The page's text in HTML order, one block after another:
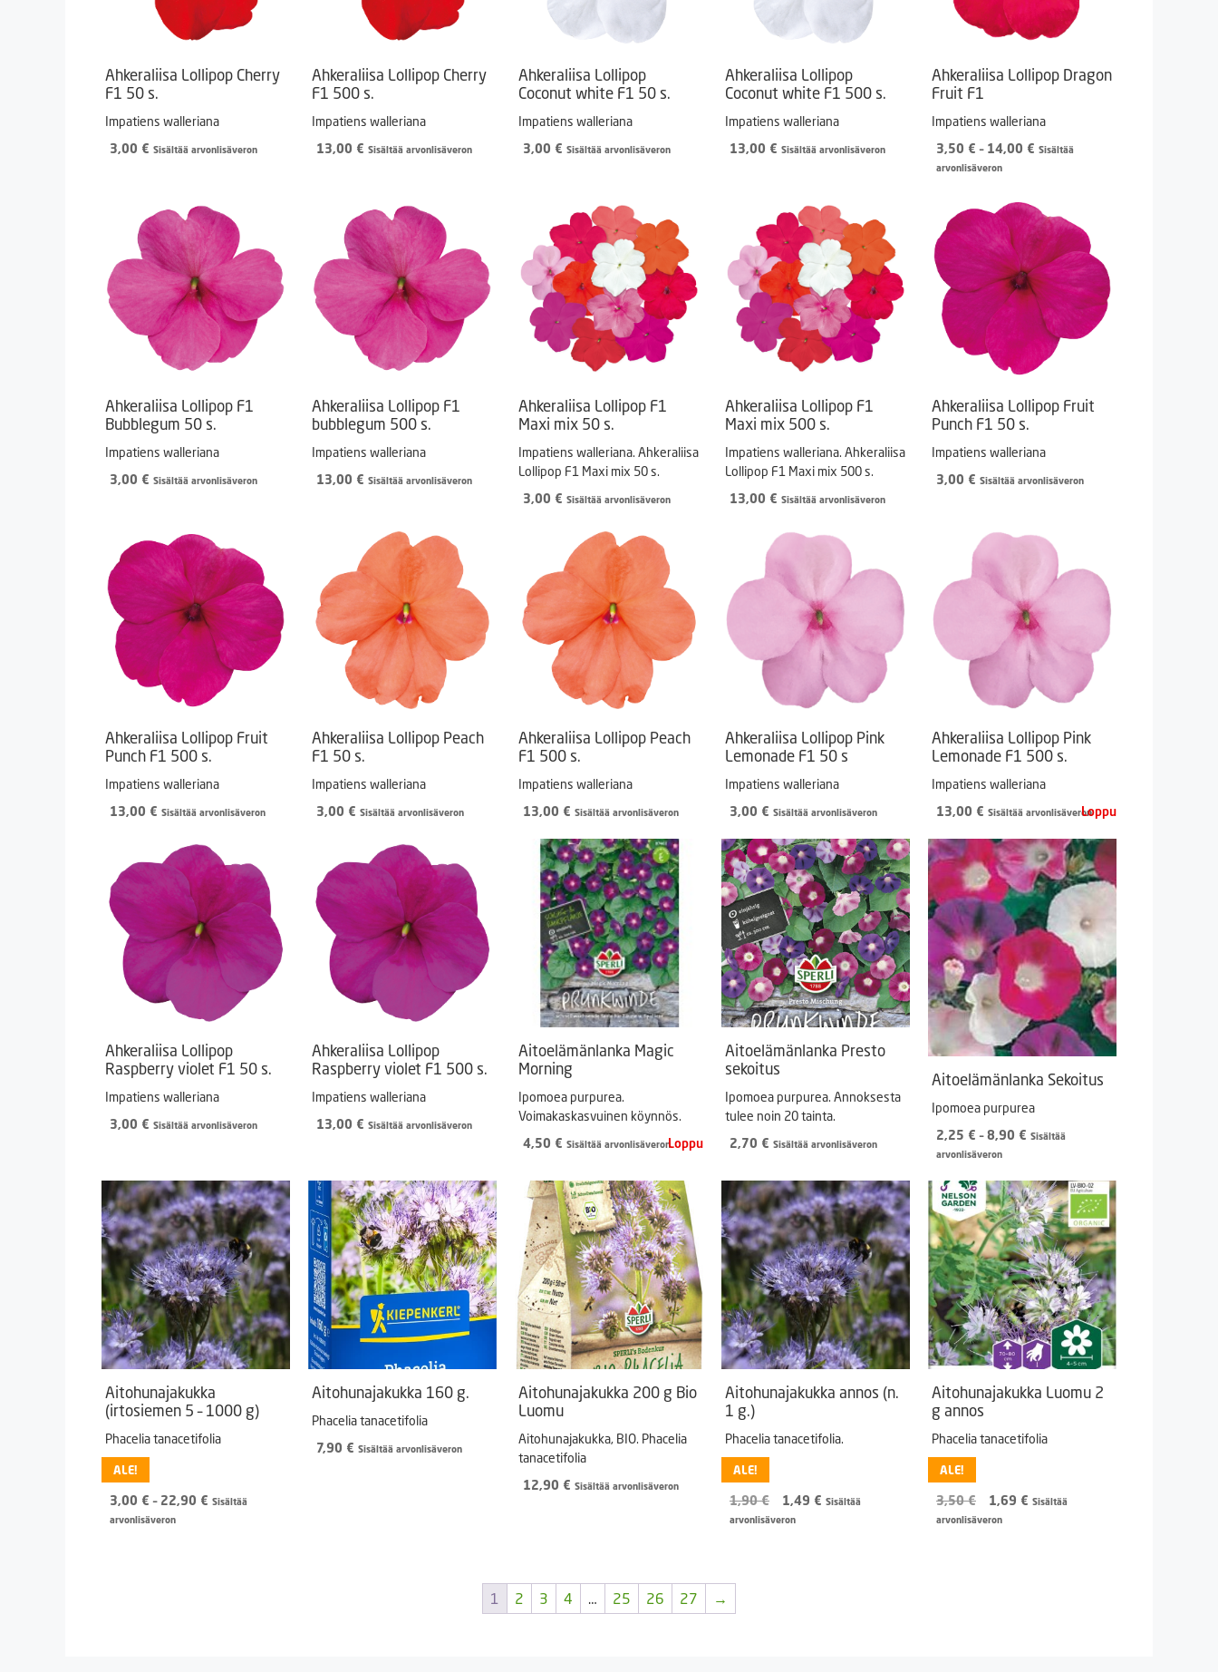
Ahkeraliisa Lollipop Cherry
F1 50 s.
Impatiens walleriana
3,00 € Sisältää arvonlisäveron
Ahkeraliisa Lollipop Cherry
F1 500 s.
Impatiens walleriana
13,00 € Sisältää arvonlisäveron
Ahkeraliisa Lollipop
Coconut white F1 50 s.
Impatiens walleriana
3,00 € Sisältää arvonlisäveron
Ahkeraliisa Lollipop
Coconut white F1 500 s.
Impatiens walleriana
13,00 € Sisältää arvonlisäveron
Ahkeraliisa Lollipop Dragon
Fruit F1
Impatiens walleriana
3,50 € – 14,00 € Hintaluokka:
Sisältää
arvonlisäveron
Ahkeraliisa Lollipop F1
Bubblegum 50 s.
Impatiens walleriana
3,00 € Sisältää arvonlisäveron
Ahkeraliisa Lollipop F1
bubblegum 500 s.
Impatiens walleriana
13,00 € Sisältää arvonlisäveron
Ahkeraliisa Lollipop F1
Maxi mix 50 s.
Impatiens walleriana. Ahkeraliisa
Lollipop F1 Maxi mix 50 s.
3,00 € Sisältää arvonlisäveron
Ahkeraliisa Lollipop F1
Maxi mix 500 s.
Impatiens walleriana. Ahkeraliisa
Lollipop F1 Maxi mix 500 s.
13,00 € Sisältää arvonlisäveron
Ahkeraliisa Lollipop Fruit
Punch F1 50 s.
Impatiens walleriana
3,00 € Sisältää arvonlisäveron
Ahkeraliisa Lollipop Fruit
Punch F1 500 s.
Impatiens walleriana
13,00 € Sisältää arvonlisäveron
Ahkeraliisa Lollipop Peach
F1 50 s.
Impatiens walleriana
3,00 € Sisältää arvonlisäveron
Ahkeraliisa Lollipop Peach
F1 500 s.
Impatiens walleriana
13,00 € Sisältää arvonlisäveron
Ahkeraliisa Lollipop Pink
Lemonade F1 50 s
Impatiens walleriana
3,00 € Sisältää arvonlisäveron
Ahkeraliisa Lollipop Pink
Lemonade F1 500 s.
Impatiens walleriana
13,00 € Sisältää arvonlisäveron
Ahkeraliisa Lollipop
Raspberry violet F1 50 s.
Impatiens walleriana
3,00 € Sisältää arvonlisäveron
Ahkeraliisa Lollipop
Raspberry violet F1 500 s.
Impatiens walleriana
13,00 € Sisältää arvonlisäveron
Aitoelämänlanka Magic
Morning
Ipomoea purpurea.
Voimakaskasvuinen köynnös.
4,50 € Sisältää arvonlisäveron
Aitoelämänlanka Presto
sekoitus
Ipomoea purpurea. Annoksesta
tulee noin 20 tainta.
2,70 € Sisältää arvonlisäveron
Aitoelämänlanka Sekoitus
Ipomoea purpurea
2,25 € – 8,90 € Hintaluokka:
8,90 €
Sisältää
arvonlisäveron
Aitohunajakukka
(irtosiemen 5 – 1000 g)
Phacelia tanacetifolia
ALE!
3,00 € – 22,90 € Hintaluokka:
Sisältää
arvonlisäveron
Aitohunajakukka 160 g.
Phacelia tanacetifolia
7,90 € Sisältää arvonlisäveron
Aitohunajakukka 200 g Bio
Luomu
Aitohunajakukka, BIO. Phacelia
tanacetifolia
12,90 € Sisältää arvonlisäveron
Aitohunajakukka annos (n.
1 g.)
Phacelia tanacetifolia.
ALE!
1,90€
Alkuperäinen
hinta
1,49 € Nykyinen
Sisältää
arvonlisäveron
Aitohunajakukka Luomu 2
g annos
Phacelia tanacetifolia
ALE!
3,50€
Alkuperäinen
hinta
1,69 € Nykyinen
Sisältää
arvonlisäveron
1 2 3 4 … 25 26 27 →